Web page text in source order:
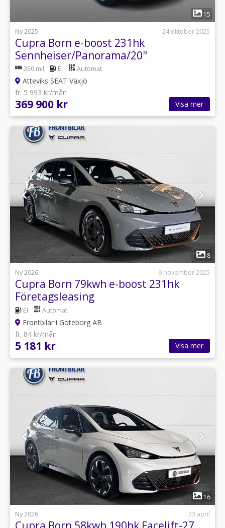
1
15
Ny 2025
24 oktober 2025
Cupra Born e-boost 231hk
Sennheiser/Panorama/20"
350 mil El Automat
Atteviks SEAT Växjö
fr. 5 993 kr/mån
369 900 kr Visa mer
8
Ny 2026
9 november 2025
Cupra Born 79kwh e-boost 231hk
Företagsleasing
El Automat
Frontbilar i Göteborg AB
fr. 84 kr/mån
5 181 kr Visa mer
1
16
Ny 2026
23 april